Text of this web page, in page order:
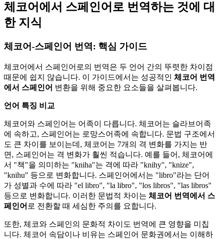
체코어에서 스페인어로 번역하는 것에 대
한 지식
체코어-스페인어 번역: 핵심 가이드
체코어에서 스페인어로의 번역은 두 언어 간의 뚜렷한 차이점
때문에 쉽지 않습니다. 이 가이드에서는 성공적인 체코어 번역
에서 스페인어 변환을 위해 중요한 요소들을 살펴봅니다.
언어 특징 비교
체코어와 스페인어는 어족이 다릅니다. 체코어는 슬라브어족
에 속하고, 스페인어는 로망스어족에 속합니다. 문법 구조에서
도 큰 차이를 보이는데, 체코어는 7개의 격 변화를 가지는 반
면, 스페인어는 격 변화가 훨씬 적습니다. 예를 들어, 체코어에
서 "책"을 의미하는 "kniha"는 격에 따라 "knihy", "knize",
"knihu" 등으로 변화합니다. 스페인어에서는 "libro"라는 단어
가 성별과 수에 따라 "el libro", "la libro", "los libros", "las libros"
등으로 변화합니다. 이러한 문법적 차이는 체코어 번역에서 스
페인어 로 전환할 때 세심한 주의를 요합니다.
또한, 체코와 스페인의 문화적 차이도 번역에 큰 영향을 미칩
니다. 체코어 속담이나 비유는 스페인어 문화권에서는 이해하